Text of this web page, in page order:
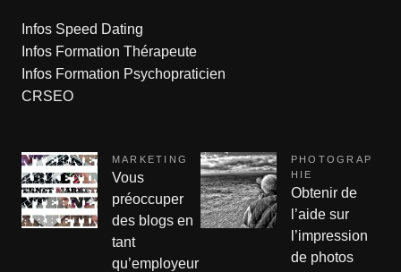
Infos Speed Dating
Infos Formation Thérapeute
Infos Formation Psychopraticien
CRSEO
MARKETING
Vous
préoccuper
des blogs en
tant
qu’employeur
PHOTOGRAP
HIE
Obtenir de
l’aide sur
l’impression
de photos